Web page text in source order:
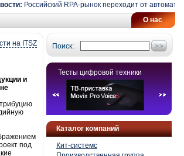
Российский RPA-рынок переходит от
О нас
Поиск:
Тесты цифровой техники
Каталог компаний
Кит-системс
на ITSZ
и
под